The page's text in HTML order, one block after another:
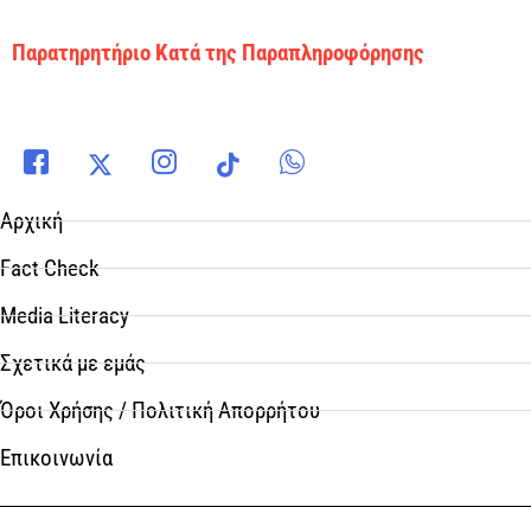
Παρατηρητήριο Κατά της Παραπληροφόρησης
Αρχική
Fact Check
Media Literacy
Σχετικά με εμάς
Όροι Χρήσης / Πολιτική Απορρήτου
Επικοινωνία